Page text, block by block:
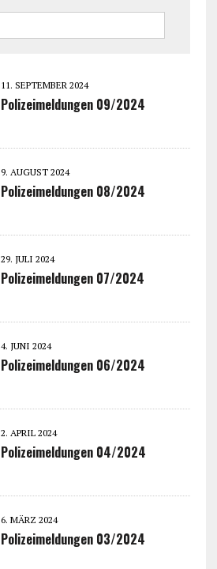
11. SEPTEMBER 2024
Polizeimeldungen 09/2024
9. AUGUST 2024
Polizeimeldungen 08/2024
29. JULI 2024
Polizeimeldungen 07/2024
4. JUNI 2024
Polizeimeldungen 06/2024
2. APRIL 2024
Polizeimeldungen 04/2024
6. MÄRZ 2024
Polizeimeldungen 03/2024